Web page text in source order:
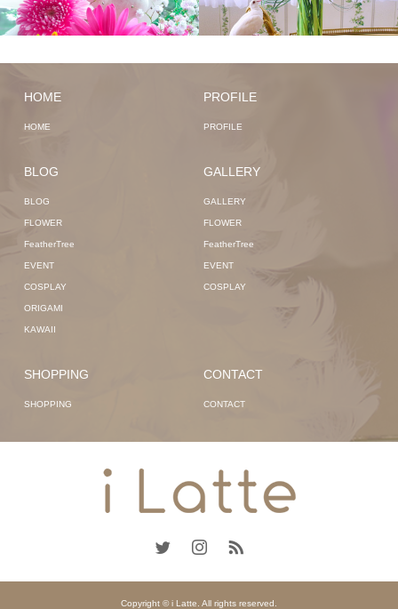
HOME
HOME
PROFILE
PROFILE
BLOG
BLOG
FLOWER
FeatherTree
EVENT
COSPLAY
ORIGAMI
KAWAII
GALLERY
GALLERY
FLOWER
FeatherTree
EVENT
COSPLAY
SHOPPING
SHOPPING
CONTACT
CONTACT
Copyright © i Latte. All rights reserved.